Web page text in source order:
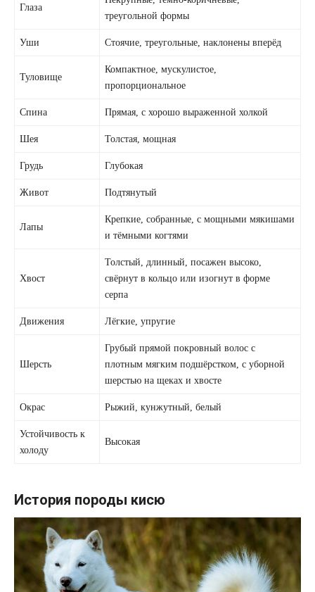
Глаза
треугольной формы
Уши Стоячие, треугольные, наклонены вперёд
Туловище
Компактное, мускулистое,
пропорциональное
Спина Прямая, с хорошо выраженной холкой
Шея Толстая, мощная
Грудь Глубокая
Живот Подтянутый
Лапы
Крепкие, собранные, с мощными мякишами
и тёмными когтями
Хвост
Толстый, длинный, посажен высоко,
свёрнут в кольцо или изогнут в форме
серпа
Движения Лёгкие, упругие
Шерсть
Грубый прямой покровный волос с
плотным мягким подшёрстком, с уборной
шерстью на щеках и хвосте
Окрас Рыжий, кунжутный, белый
Устойчивость к
холоду
Высокая
История породы кисю